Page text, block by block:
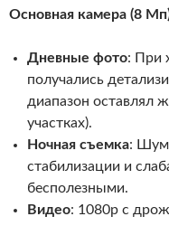
Основная камера (8
Дневные фото: При
получались
диапазон оставлял
участках).
Ночная съемка:
стабилизации и
бесполезными.
Видео: 1080p с